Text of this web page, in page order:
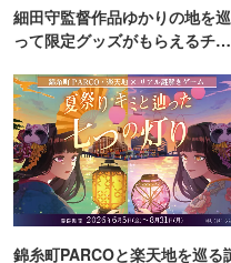
細田守監督作品ゆかりの地を巡
って限定グッズがもらえるチャ
錦糸町PARCOと楽天地を巡る